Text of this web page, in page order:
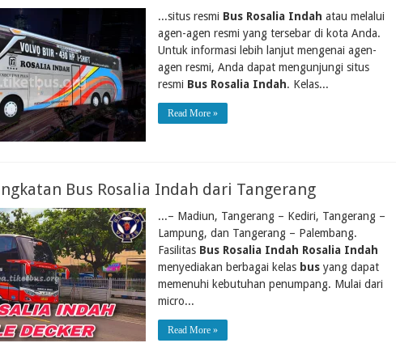
...situs resmi Bus Rosalia Indah atau melalui
agen-agen resmi yang tersebar di kota Anda.
Untuk informasi lebih lanjut mengenai agen-
agen resmi, Anda dapat mengunjungi situs
resmi Bus Rosalia Indah. Kelas...
Read More »
Bus Rosalia Indah dari Tangerang
...– Madiun, Tangerang – Kediri, Tangerang –
Lampung, dan Tangerang – Palembang.
Fasilitas Bus Rosalia Indah Rosalia Indah
menyediakan berbagai kelas busyang dapat
memenuhi kebutuhan penumpang. Mulai dari
micro...
Read More »